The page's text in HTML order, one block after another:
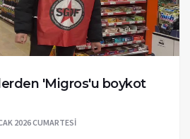
'Migros'u boykot
2026 CUMARTESI